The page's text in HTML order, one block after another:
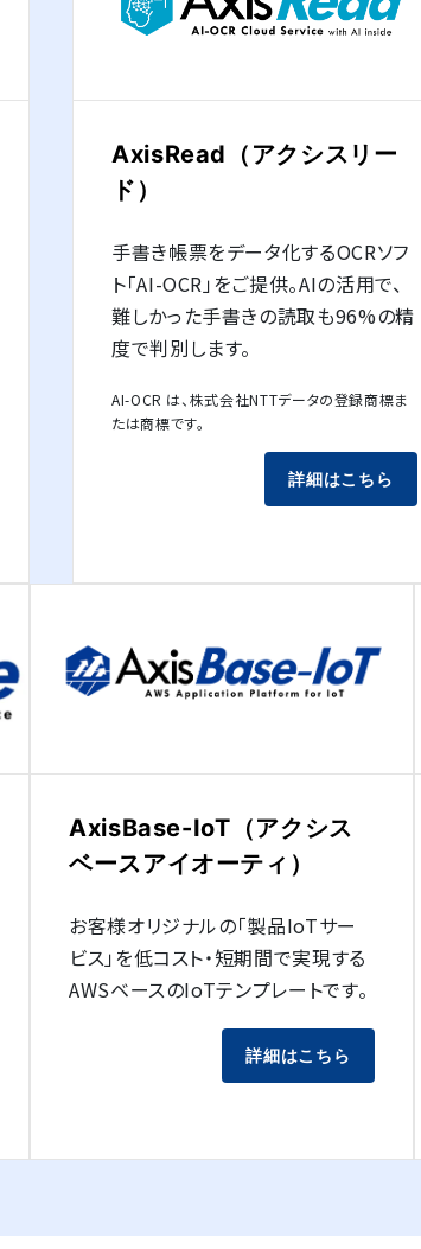
AxisRead（アクシスリー
ド）
手書き帳票をデータ化するOCRソフ
ト「AI-OCR」をご提供。AIの活用で、
難しかった手書きの読取も96%の精
度で判別します。
AI-OCR は、株式会社NTTデータの登録商標ま
たは商標です。
詳細はこちら
AxisBase-IoT（アクシス
ベースアイオーティ）
お客様オリジナルの「製品IoTサー
ビス」を低コスト・短期間で実現する
AWSベースのIoTテンプレートです。
詳細はこちら